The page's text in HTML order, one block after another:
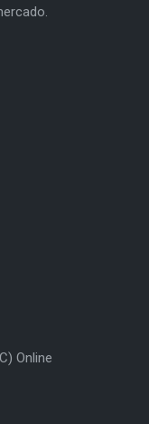
Online